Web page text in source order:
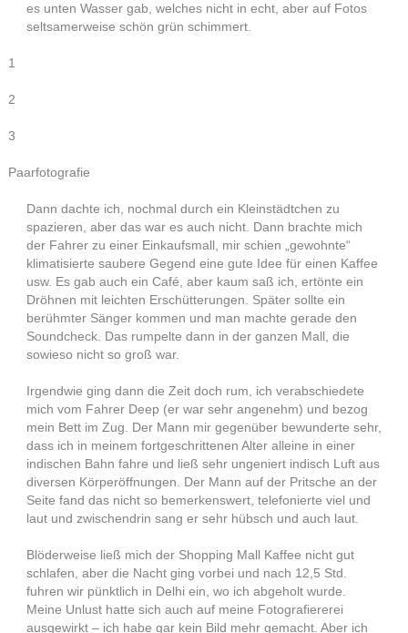
es unten Wasser gab, welches nicht in echt, aber auf Fotos
seltsamerweise schön grün schimmert.
1
2
3
Paarfotografie
Dann dachte ich, nochmal durch ein Kleinstädtchen zu
spazieren, aber das war es auch nicht. Dann brachte mich
der Fahrer zu einer Einkaufsmall, mir schien „gewohnte“
klimatisierte saubere Gegend eine gute Idee für einen Kaffee
usw. Es gab auch ein Café, aber kaum saß ich, ertönte ein
Dröhnen mit leichten Erschütterungen. Später sollte ein
berühmter Sänger kommen und man machte gerade den
Soundcheck. Das rumpelte dann in der ganzen Mall, die
sowieso nicht so groß war.
Irgendwie ging dann die Zeit doch rum, ich verabschiedete
mich vom Fahrer Deep (er war sehr angenehm) und bezog
mein Bett im Zug. Der Mann mir gegenüber bewunderte sehr,
dass ich in meinem fortgeschrittenen Alter alleine in einer
indischen Bahn fahre und ließ sehr ungeniert indisch Luft aus
diversen Körperöffnungen. Der Mann auf der Pritsche an der
Seite fand das nicht so bemerkenswert, telefonierte viel und
laut und zwischendrin sang er sehr hübsch und auch laut.
Blöderweise ließ mich der Shopping Mall Kaffee nicht gut
schlafen, aber die Nacht ging vorbei und nach 12,5 Std.
fuhren wir pünktlich in Delhi ein, wo ich abgeholt wurde.
Meine Unlust hatte sich auch auf meine Fotografiererei
ausgewirkt – ich habe gar kein Bild mehr gemacht. Aber ich